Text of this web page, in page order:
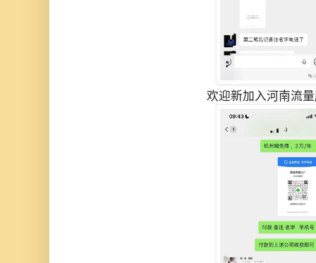
欢迎新加入河南流